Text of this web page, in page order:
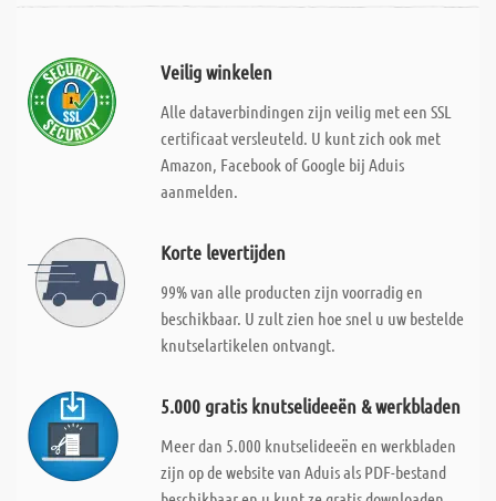
Veilig winkelen
Alle dataverbindingen zijn veilig met een SSL
certificaat versleuteld. U kunt zich ook met
Amazon, Facebook of Google bij Aduis
aanmelden.
Korte levertijden
99% van alle producten zijn voorradig en
beschikbaar. U zult zien hoe snel u uw bestelde
knutselartikelen ontvangt.
5.000 gratis knutselideeën & werkbladen
Meer dan 5.000 knutselideeën en werkbladen
zijn op de website van Aduis als PDF-bestand